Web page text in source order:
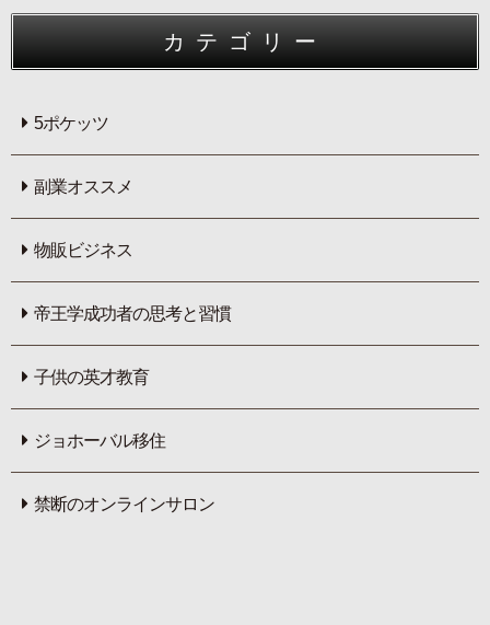
カテゴリー
5ポケッツ
副業オススメ
物販ビジネス
帝王学成功者の思考と習慣
子供の英才教育
ジョホーバル移住
禁断のオンラインサロン